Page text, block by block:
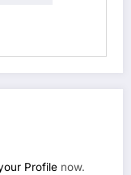
Profile now.